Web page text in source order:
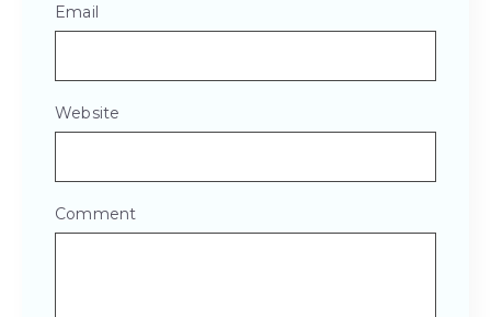
Email
Website
Comment